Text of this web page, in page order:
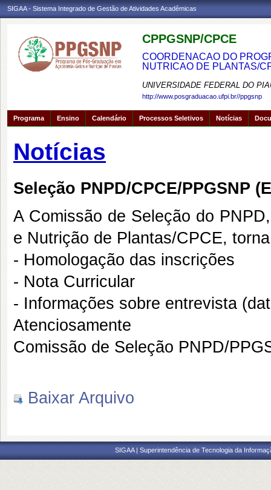
SIGAA - Sistema Integrado de Gestão de Atividades Acadêmicas
CPPGSNP/CPCE
COORDENACAO DO
NUTRICAO DE PLANTAS/
UNIVERSIDADE FEDERAL DO
http://www.posgraduacao.ufpi.br//ppgsnp
Programa Ensino Calendário Processos Seletivos Notícias
Notícias
Seleção PNPD/CPCE/PPGSNP
A Comissão de Seleção do
e Nutrição de Plantas/CPCE,
- Homologação das inscrições
- Nota Curricular
- Informações sobre entrevista
Atenciosamente
Comissão de Seleção PNPD/
Baixar Arquivo
SIGAA | Superintendência de Tecnologia da